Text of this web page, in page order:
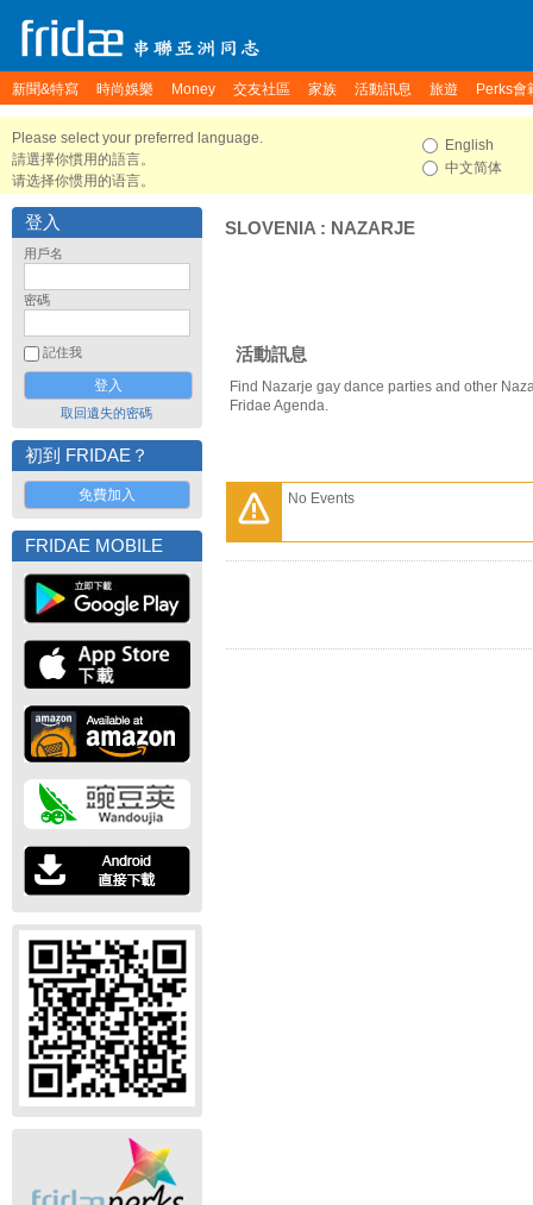
新聞&特寫 時尚娛樂 Money 交友社區 家族 活動訊息 旅遊 Perks會
Please select your preferred language.
請選擇你慣用的語言。
请选择你惯用的语言。
English
中文简体
登入
用戶名
密碼
記住我
取回遺失的密碼
初到 FRIDAE？
免費加入
FRIDAE MOBILE
SLOVENIA : NAZARJE
活動訊息
Find Nazarje gay dance parties and other
Fridae Agenda.
No Events